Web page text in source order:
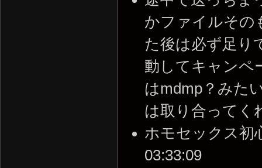
かファイルその
た後は必ず足り
動してキャンペ
はmdmp？みた
は取り合ってく
ホモセックス初
03:33:09